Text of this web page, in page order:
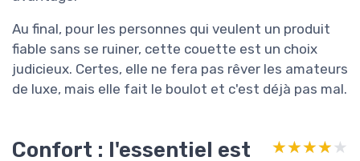
Au final, pour les personnes qui veulent un produit
fiable sans se ruiner, cette couette est un choix
judicieux. Certes, elle ne fera pas rêver les amateurs
de luxe, mais elle fait le boulot et c'est déjà pas mal.
Confort : l'essentiel est ★★★★★
★★★★★